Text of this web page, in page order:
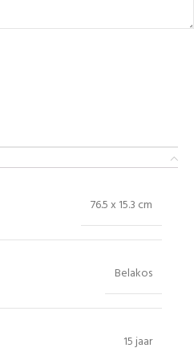
76.5 x 15.3 cm
Belakos
15 jaar